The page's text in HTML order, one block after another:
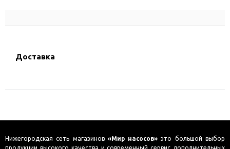
Доставка
Нижегородская сеть магазинов «Мир насосов» это большой выбор